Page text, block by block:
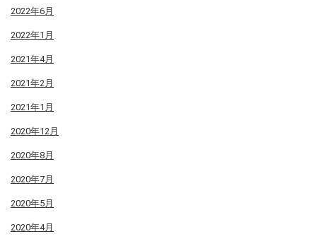
2022年6月
2022年1月
2021年4月
2021年2月
2021年1月
2020年12月
2020年8月
2020年7月
2020年5月
2020年4月